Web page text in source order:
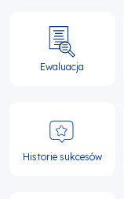
Ewaluacja
Historie sukcesów